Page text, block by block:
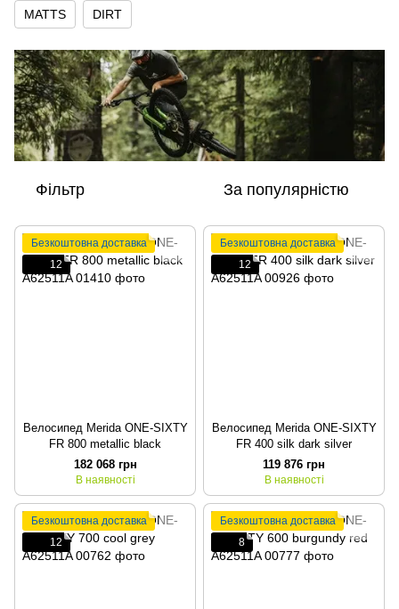
MATTS DIRT
Фільтр За популярністю
Безкоштовна доставка
12
Велосипед Merida ONE-SIXTY
FR 800 metallic black
182 068 грн
В наявності
Безкоштовна доставка
12
Велосипед Merida ONE-SIXTY
FR 400 silk dark silver
119 876 грн
В наявності
Безкоштовна доставка
12
Безкоштовна доставка
8